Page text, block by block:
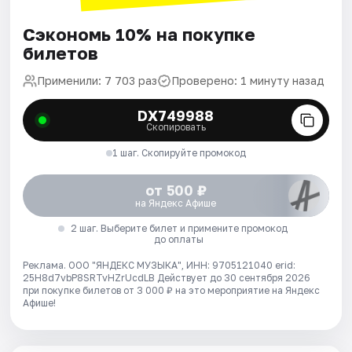
Сэкономь 10% на покупке
билетов
Применили: 7 703 раз Проверено: 1 минуту назад
DX749988
Скопировать
1 шаг. Скопируйте промокод
от 500 ₽
на Яндекс Афише
2 шаг. Выберите билет и примените промокод
до оплаты
Реклама. ООО "ЯНДЕКС МУЗЫКА", ИНН: 9705121040 erid:
25H8d7vbP8SRTvHZrUcdLB Действует до 30 сентября 2026
при покупке билетов от 3 000 ₽ на это мероприятие на Яндекс
Афише!